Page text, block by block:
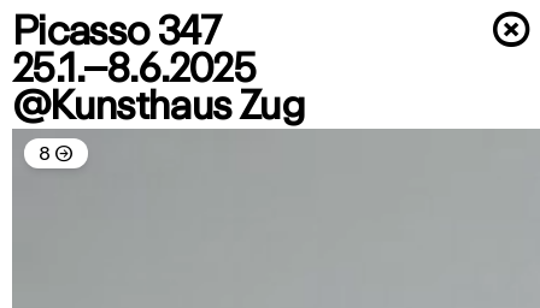
×
Picasso 347
25.1.–8.6.2025
@Kunsthaus Zug
8 →